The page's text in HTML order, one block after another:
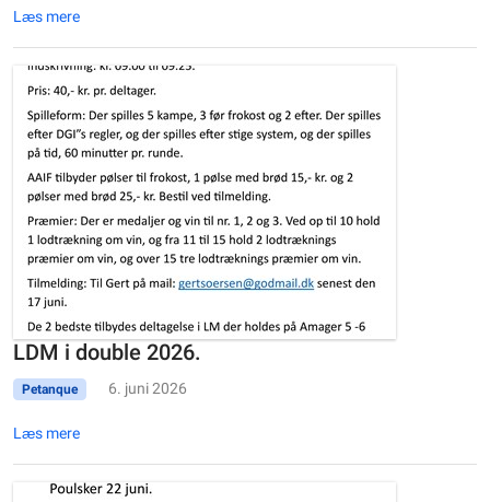
Læs mere
LDM i double 2026.
Petanque 6. juni 2026
Læs mere